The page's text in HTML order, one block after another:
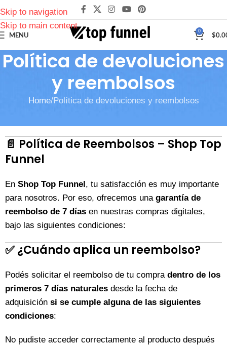
Skip to navigation
Skip to main content
MENU 0 $
Política de devoluciones
y reembolsos
Home Política de devoluciones y reembolsos
📄 Política de Reembolsos – Shop Top
Funnel
En Shop Top Funnel, tu satisfacción es muy importante
para nosotros. Por eso, ofrecemos una garantía de
reembolso de 7 días en nuestras compras digitales,
bajo las siguientes condiciones:
✅¿Cuándo aplica un reembolso?
Podés solicitar el reembolso de tu compra dentro de los
primeros 7 días naturales desde la fecha de
adquisición si se cumple alguna de las siguientes
condiciones:
No pudiste acceder correctamente al producto después